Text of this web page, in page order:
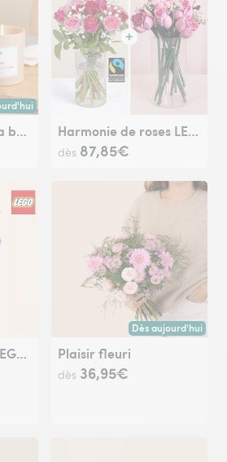
dès aujourd'hui (pour toute commande passée
Douce rêverie et sa bougie parfumée Harmonie de roses LEGO®
dès 87,85€
Coffret de fleurs LEGO® et son vase
Dès aujourd'hui
Livraison dès
Plaisir fleuri
dès 36,95€